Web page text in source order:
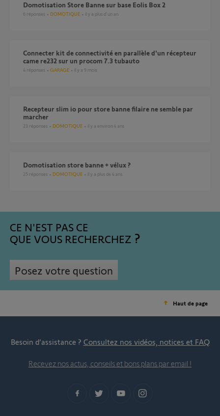
Domotisation Store Banne sur base Eolis Box 2
6 réponses DOMOTIQUE il y a plus d'un an
Connecter kit de connectivité en parallèle d'un récepteur
came re232 sur un procom 7.3 tubauto
4 réponses GARAGE il y a 9 mois
Recepteur slim io pour store banne filaire ne semble par
marcher
23 réponses DOMOTIQUE il y a environ 4 ans
Domotisation store banne + vélux ?
25 réponses DOMOTIQUE il y a plus de 4 ans
CE N'EST PAS CE
QUE VOUS RECHERCHEZ
Posez votre question
Haut de page
Besoin d’assistance ? Consultez nos vidéos, notices et FAQ
Recevez nos actus, conseils et bons plans par email !